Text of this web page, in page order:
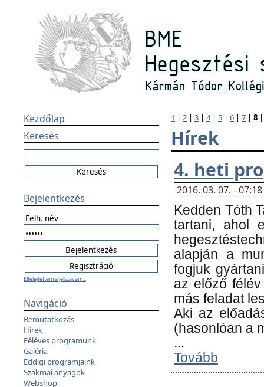
Kezdőlap
Keresés
Bejelentkezés
Elfelejtettem a jelszavam...
Navigáció
Bemutatkozás
Hírek
Féléves programunk
Galéria
Eddigi programjaink
Szakmai anyagok
Webshop
1 | 2 | 3 | 4| 5 | 6 | 7 | 8
Hírek
4. heti
2016. 03. 07. -
Kedden Tóth
tartani, ahol
alapján a
fogjuk
az előző
más feladat
Aki az
(hasonlóan a
...
Tovább